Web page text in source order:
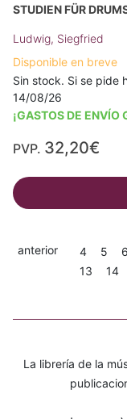
STUDIEN FÜR
Ludwig, Siegfried
Disponible en breve
Sin stock. Si se pide
14/08/26
¡GASTOS DE ENVÍO
PVP. 32,20€
anterior 4 5 6
13
14
La librería de la